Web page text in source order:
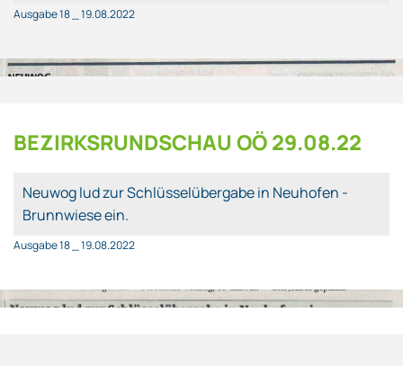
Ausgabe 18 _ 19.08.2022
BEZIRKSRUNDSCHAU OÖ 29.08.22
Neuwog lud zur Schlüsselübergabe in Neuhofen -
Brunnwiese ein.
Ausgabe 18 _ 19.08.2022